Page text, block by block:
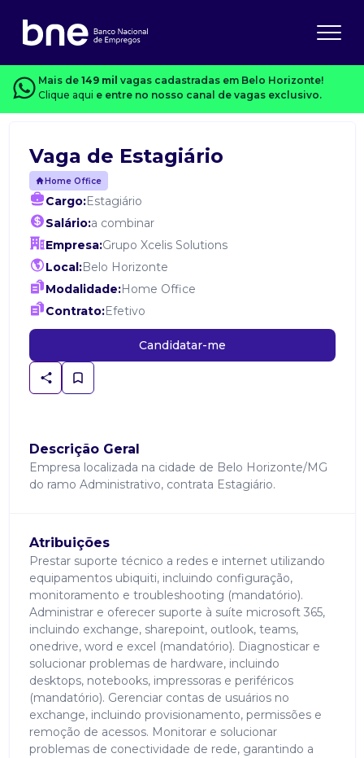
Mais de 149 mil vagas cadastradas em Belo Horizonte!
Clique aqui e entre no nosso canal de vagas exclusivo.
Vaga de Estagiário
Home Office
Cargo:Estagiário
Salário:a combinar
Empresa:Grupo Xcelis Solutions
Local:Belo Horizonte
Modalidade:Home Office
Contrato:Efetivo
Candidatar-me
Descrição Geral
Empresa localizada na cidade de Belo Horizonte/MG
do ramo Administrativo, contrata Estagiário.
Atribuições
Prestar suporte técnico a redes e internet utilizando
equipamentos ubiquiti, incluindo configuração,
monitoramento e troubleshooting (mandatório).
Administrar e oferecer suporte à suíte microsoft 365,
incluindo exchange, sharepoint, outlook, teams,
onedrive, word e excel (mandatório). Diagnosticar e
solucionar problemas de hardware, incluindo
desktops, notebooks, impressoras e periféricos
(mandatório). Gerenciar contas de usuários no
exchange, incluindo provisionamento, permissões e
remoção de acessos. Monitorar e solucionar
problemas de conectividade de rede, garantindo a